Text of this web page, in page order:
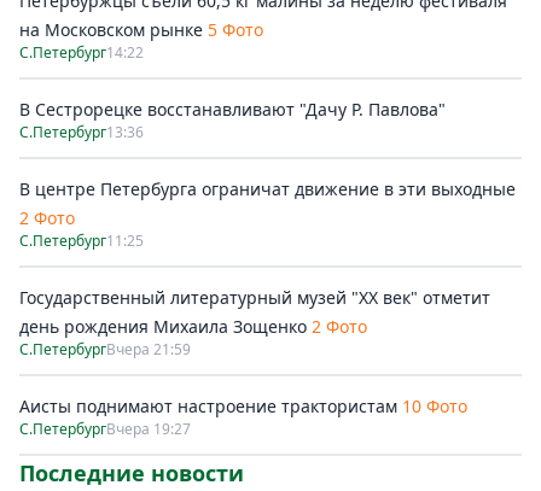
на Московском рынке 5 Фото
С.Петербург14:22
В Сестрорецке восстанавливают "Дачу Р. Павлова"
С.Петербург13:36
В центре Петербурга ограничат движение в эти выходные
2 Фото
С.Петербург11:25
Государственный литературный музей "ХХ век" отметит
день рождения Михаила Зощенко 2 Фото
С.ПетербургВчера 21:59
Аисты поднимают настроение трактористам 10 Фото
С.ПетербургВчера 19:27
Последние новости